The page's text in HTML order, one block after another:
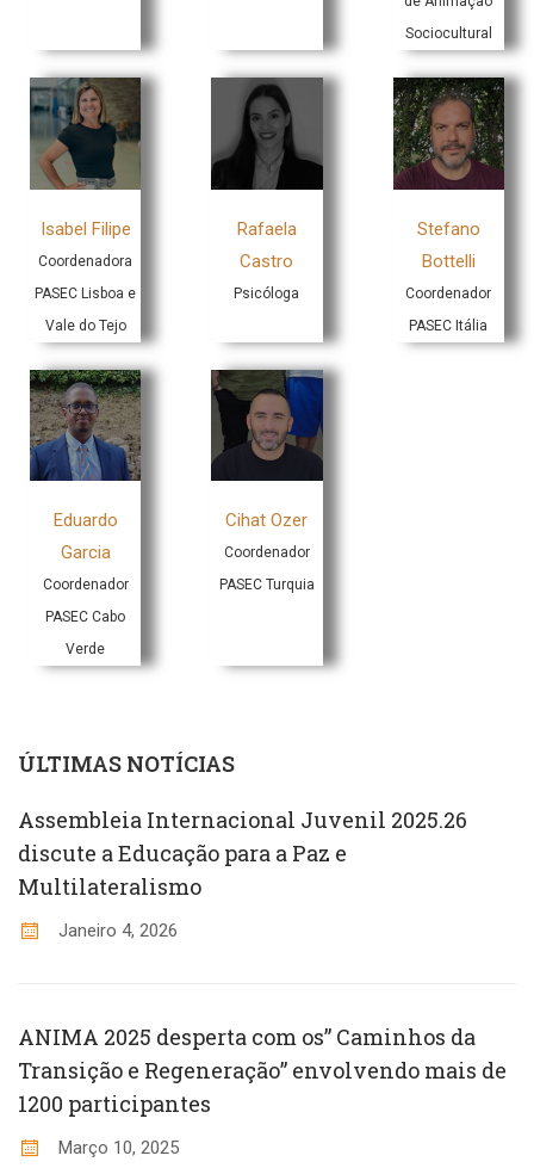
Sociocultural
Isabel Filipe
Coordenadora
PASEC Lisboa e
Vale do Tejo
Rafaela
Castro
Psicóloga
Stefano
Bottelli
Coordenador
PASEC Itália
Eduardo
Garcia
Coordenador
PASEC Cabo
Verde
Cihat Ozer
Coordenador
PASEC Turquia
ÚLTIMAS NOTÍCIAS
Assembleia Internacional Juvenil 2025.26
discute a Educação para a Paz e
Multilateralismo
Janeiro 4, 2026
ANIMA 2025 desperta com os” Caminhos da
Transição e Regeneração” envolvendo mais de
1200 participantes
Março 10, 2025